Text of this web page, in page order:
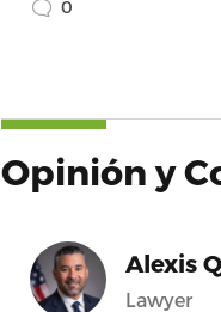
0
Opinión y
Alexis
Lawyer